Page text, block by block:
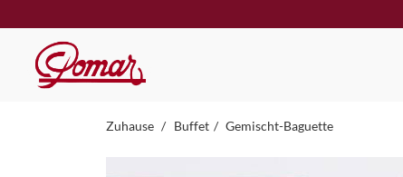
Zuhause Buffet Gemischt-Baguette